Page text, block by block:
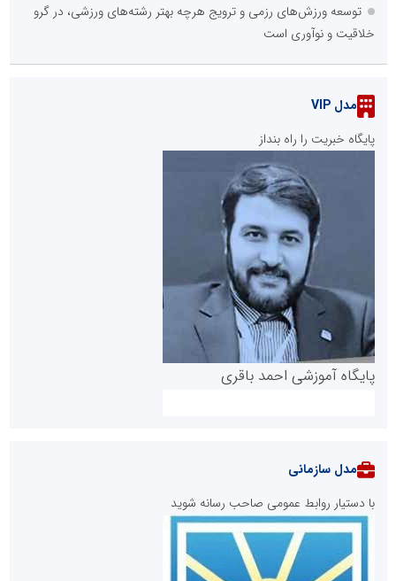
توسعه ورزش‌های رزمی و ترویج هرچه بهتر رشته‌های ورزشی، در گرو
خلاقیت و نوآوری است
مدل VIP
پایگاه خبریت را راه بنداز
پایگاه آموزشی احمد باقری
مدل سازمانی
با دستیار روابط عمومی صاحب رسانه شوید